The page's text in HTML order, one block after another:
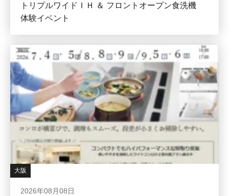
トリプルワイドＩＨ ＆ フロントオープン食洗機
体験イベント
大阪
2026年08月08日